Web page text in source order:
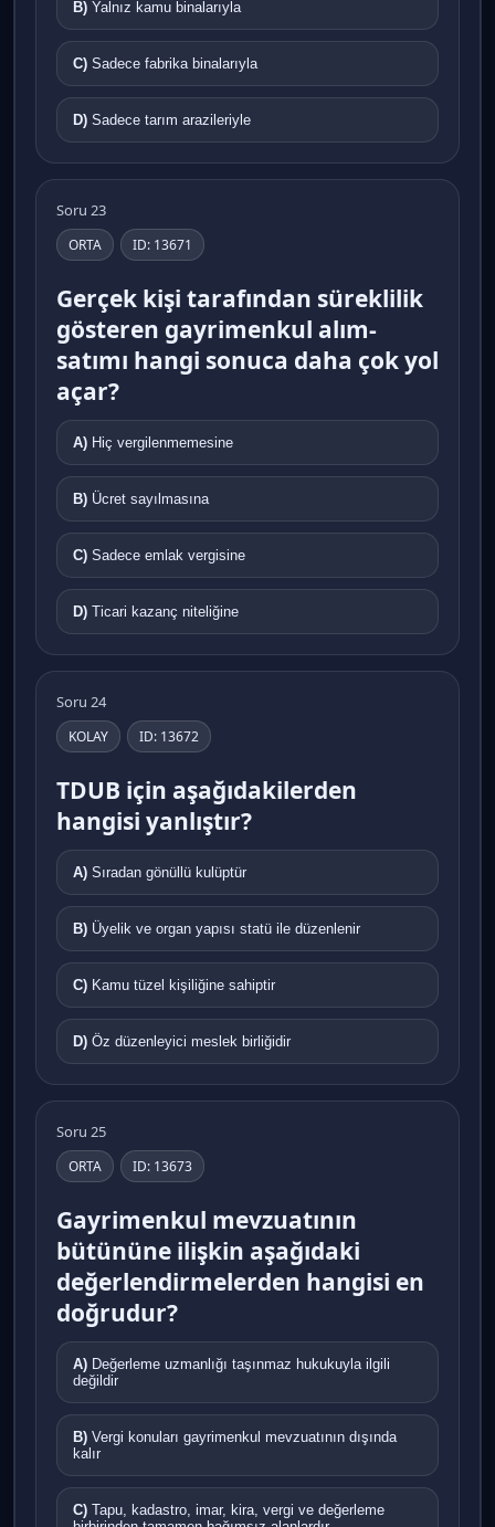
B) Yalnız kamu binalarıyla
C) Sadece fabrika binalarıyla
D) Sadece tarım arazileriyle
Soru 23
ORTA ID: 13671
Gerçek kişi tarafından süreklilik
gösteren gayrimenkul alım-
satımı hangi sonuca daha çok yol
açar?
A) Hiç vergilenmemesine
B) Ücret sayılmasına
C) Sadece emlak vergisine
D) Ticari kazanç niteliğine
Soru 24
KOLAY ID: 13672
TDUB için aşağıdakilerden
hangisi yanlıştır?
A) Sıradan gönüllü kulüptür
B) Üyelik ve organ yapısı statü ile düzenlenir
C) Kamu tüzel kişiliğine sahiptir
D) Öz düzenleyici meslek birliğidir
Soru 25
ORTA ID: 13673
Gayrimenkul mevzuatının
bütününe ilişkin aşağıdaki
değerlendirmelerden hangisi en
doğrudur?
A)
değildir
B)
kalır
C)